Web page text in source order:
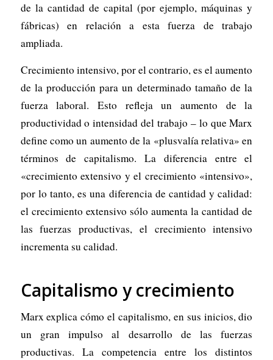
de la cantidad de capital (por ejemplo, máquinas y
fábricas) en relación a esta fuerza de trabajo
ampliada.
Crecimiento intensivo, por el contrario, es el aumento
de la producción para un determinado tamaño de la
fuerza laboral. Esto refleja un aumento de la
productividad o intensidad del trabajo – lo que Marx
define como un aumento de la «plusvalía relativa» en
términos de capitalismo. La diferencia entre el
«crecimiento extensivo y el crecimiento «intensivo»,
por lo tanto, es una diferencia de cantidad y calidad:
el crecimiento extensivo sólo aumenta la cantidad de
las fuerzas productivas, el crecimiento intensivo
incrementa su calidad.
Capitalismo y crecimiento
Marx explica cómo el capitalismo, en sus inicios, dio
un gran impulso al desarrollo de las fuerzas
productivas. La competencia entre los distintos